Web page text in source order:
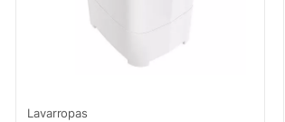
Lavarropas